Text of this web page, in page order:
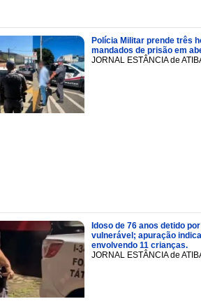
Polícia Militar prende três
mandados de prisão em
JORNAL ESTÂNCIA de
Idoso de 76 anos detido
vulnerável; apuração
envolvendo 11 crianças.
JORNAL ESTÂNCIA de